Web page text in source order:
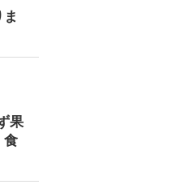
果
食